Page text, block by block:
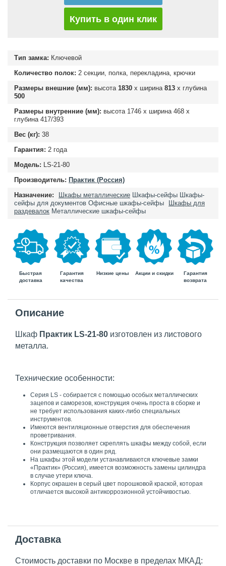
Купить в один клик
Тип замка: Ключевой
Количество полок: 2 секции, полка, перекладина, крючки
Размеры внешние (мм): высота 1830 х ширина 813 х глубина
500
Размеры внутренние (мм): высота 1746 х ширина 468 х
глубина 417/393
Вес (кг): 38
Гарантия: 2 года
Модель: LS-21-80
Производитель: Практик (Россия)
Назначение:
Шкафы металлические Шкафы-сейфы
Шкафы-
сейфы для документов Офисные шкафы-сейфы
Шкафы для
раздевалок Металлические шкафы-сейфы
Быстрая
доставка
Гарантия
качества
Низкие цены Акции и скидки
Гарантия
возврата
Описание
Шкаф Практик LS-21-80 изготовлен из листового
металла.
Технические особенности:
Серия LS - собирается с помощью особых металлических
зацепов и саморезов, конструкция очень проста в сборке и
не требует использования каких-либо специальных
инструментов.
Имеются вентиляционные отверстия для обеспечения
проветривания.
Конструкция позволяет скреплять шкафы между собой, если
они размещаются в один ряд.
На шкафы этой модели устанавливаются ключевые замки
«Практик» (Россия), имеется возможность замены цилиндра
в случае утери ключа.
Корпус окрашен в серый цвет порошковой краской, которая
отличается высокой антикоррозионной устойчивостью.
Доставка
Стоимость доставки по Москве в пределах МКАД: